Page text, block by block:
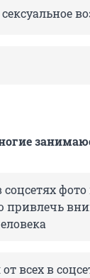
привлечь
всех в